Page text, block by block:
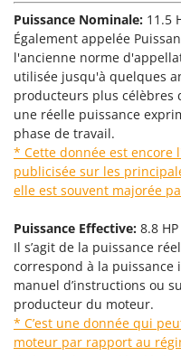
Novital
NuAir
NuovaFac
O
Officine Savioli
Oliviero
Olix
Omas
Ompagrill
Ooni
Oriental Koshin
Outdoorchef
Puissance Nominale: 11.5
Également appelée
l'ancienne norme
utilisée jusqu'à quelques
producteurs plus célèbres
une réelle puissance
phase de travail.
* Cette donnée est encore
publicisée sur les
elle est souvent majorée
Puissance Effective: 8.8 HP
Il s’agit de la puissance
correspond à la
manuel d’instructions ou
producteur du moteur.
* C’est une donnée qui
moteur par rapport au